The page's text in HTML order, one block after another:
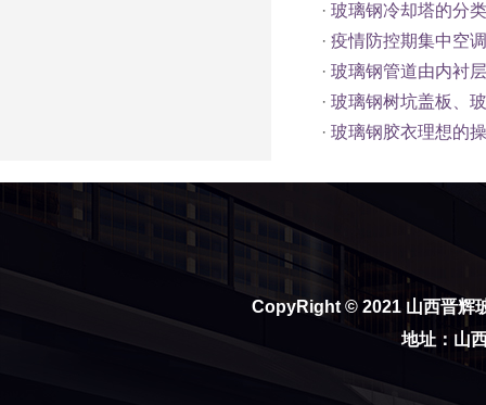
· 玻璃钢冷却塔的分
· 疫情防控期集中空
· 玻璃钢管道由内衬
· 玻璃钢树坑盖板、
· 玻璃钢胶衣理想的
CopyRight © 2021 山西晋辉
地址：山